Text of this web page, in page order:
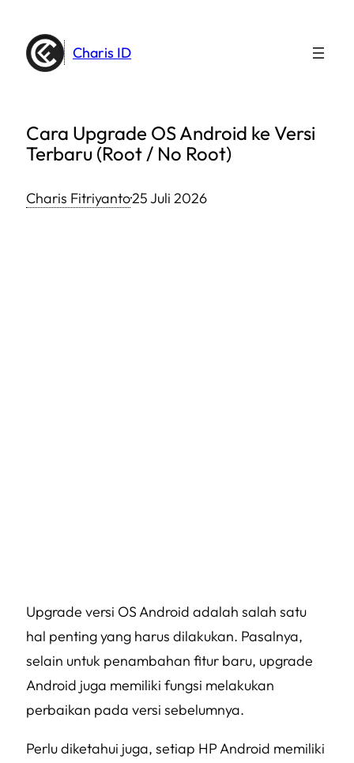
konten
Charis ID
Cara Upgrade OS Android ke Versi
Terbaru (Root / No Root)
Charis Fitriyanto·25 Juli 2026
Upgrade versi OS Android adalah salah satu
hal penting yang harus dilakukan. Pasalnya,
selain untuk penambahan fitur baru, upgrade
Android juga memiliki fungsi melakukan
perbaikan pada versi sebelumnya.
Perlu diketahui juga, setiap HP Android memiliki